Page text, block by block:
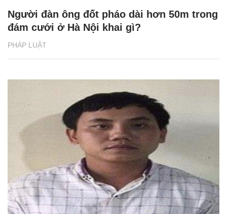
PHÁP LUẬT
Người đàn ông đốt pháo dài hơn 50m trong
đám cưới ở Hà Nội khai gì?